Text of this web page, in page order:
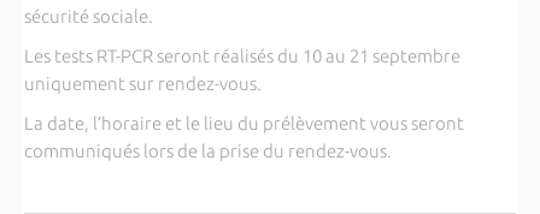
sécurité sociale.
Les tests RT-PCR seront réalisés du 10 au 21 septembre
uniquement sur rendez-vous.
La date, l’horaire et le lieu du prélèvement vous seront
communiqués lors de la prise du rendez-vous.